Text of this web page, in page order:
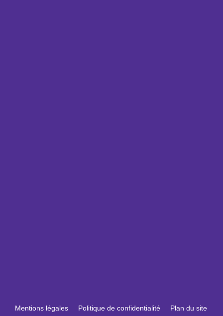
Mentions légales Politique de confidentialité Plan du site